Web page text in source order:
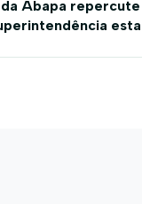
Abapa